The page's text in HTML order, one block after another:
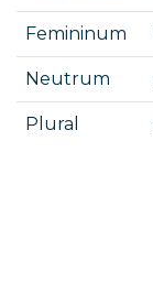
Femininum
Neutrum
Plural